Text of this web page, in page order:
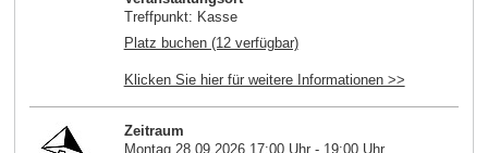
Treffpunkt: Kasse
Platz buchen (12 verfügbar)
Klicken Sie hier für weitere Informationen >>
Zeitraum
Montag 28.09.2026 17:00 Uhr - 19:00 Uhr